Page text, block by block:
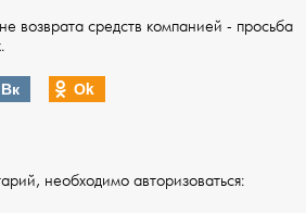
возврата средств компанией - просьба
Вк Оk
необходимо авторизоваться: